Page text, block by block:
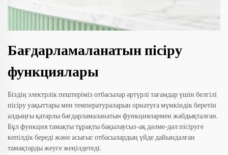
Бағдарламаланатын пісіру
функциялары
Біздің электрлік пештеріміз отбасылар әртүрлі тағамдар үшін белгілі
пісіру уақыттары мен температураларын орнатуға мүмкіндік беретін
алдыңғы қатарлы бағдарламаланатын функциялармен жабдықталған.
Бұл функция тамақты тұрақты бақылаусыз-ақ дәлме-дәл пісіруге
кепілдік береді және асығыс отбасылардың үйде дайындалған
тамақтарды жеуге жеңілдетеді.